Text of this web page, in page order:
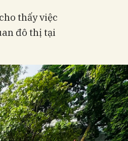
thấy việc
đô thị tại